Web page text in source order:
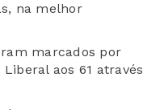
na melhor
marcados por
aos 61 através